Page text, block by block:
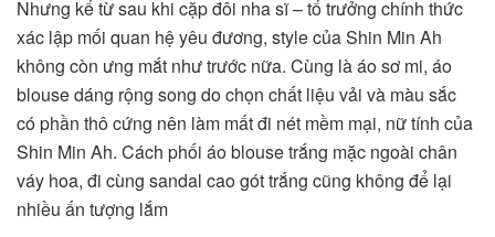
Nhưng kể từ sau khi cặp đôi nha sĩ – tổ trưởng chính thức
xác lập mối quan hệ yêu đương, style của Shin Min Ah
không còn ưng mắt như trước nữa. Cùng là áo sơ mi, áo
blouse dáng rộng song do chọn chất liệu vải và màu sắc
có phần thô cứng nên làm mất đi nét mềm mại, nữ tính của
Shin Min Ah. Cách phối áo blouse trắng mặc ngoài chân
váy hoa, đi cùng sandal cao gót trắng cũng không để lại
nhiều ấn tượng lắm